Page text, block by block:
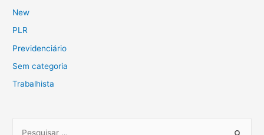
New
PLR
Previdenciário
Sem categoria
Trabalhista